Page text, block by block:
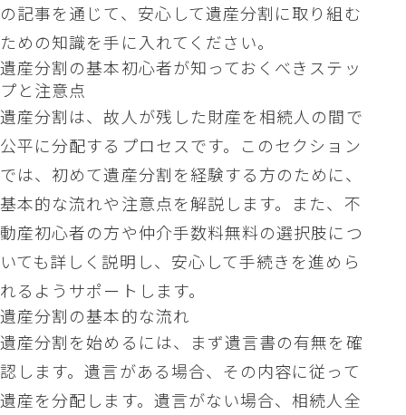
の記事を通じて、安心して遺産分割に取り組む
ための知識を手に入れてください。
遺産分割の基本初心者が知っておくべきステッ
プと注意点
遺産分割は、故人が残した財産を相続人の間で
公平に分配するプロセスです。このセクション
では、初めて遺産分割を経験する方のために、
基本的な流れや注意点を解説します。また、不
動産初心者の方や仲介手数料無料の選択肢につ
いても詳しく説明し、安心して手続きを進めら
れるようサポートします。
遺産分割の基本的な流れ
遺産分割を始めるには、まず遺言書の有無を確
認します。遺言がある場合、その内容に従って
遺産を分配します。遺言がない場合、相続人全